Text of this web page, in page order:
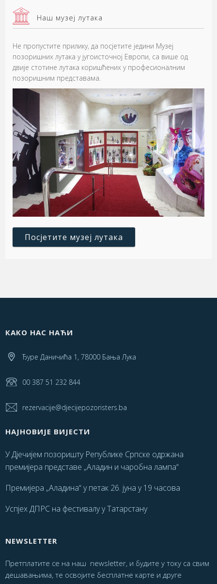
Наш музеј лутака
Не пропустите прилику, да посјетите једини Музеј
позоришних лутака у југоисточној Европи, са више од
двије стотине лутака коришћених у професионалним
позоришним представама.
Посјетите музеј лутака
КАКО НАС НАЋИ
Ђуре Даничића 1, 78000 Бања Лука
00 387 51 232 844
rezervacije@djecijepozoristers.ba
НАЈНОВИЈЕ ВИЈЕСТИ
У Дјечијем позоришту Републике Српске одржана
премијера представе „Аладин и чаробна лампа“
Премијера „Аладина“ у петак 26. јуна у 19 часова
Успјех ДПРС на фестивалу у Татарстану
NEWSLETTER
Претплатите се на наш newsletter, и будите у току са свим
дешавањима, те освојите бесплатне карте и друге